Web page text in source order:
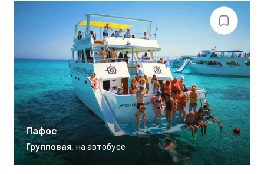
Пафос
Групповая, на автобусе